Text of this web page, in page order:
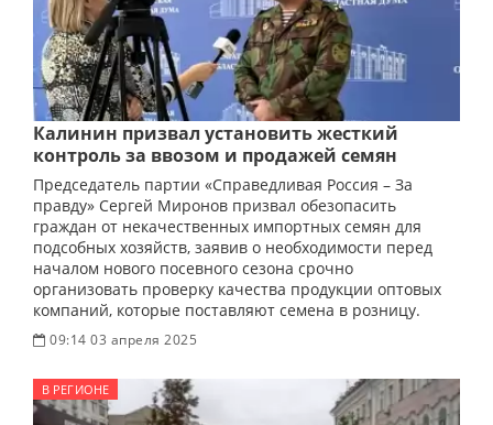
Калинин призвал установить жесткий
контроль за ввозом и продажей семян
Председатель партии «Справедливая Россия – За
правду» Сергей Миронов призвал обезопасить
граждан от некачественных импортных семян для
подсобных хозяйств, заявив о необходимости перед
началом нового посевного сезона срочно
организовать проверку качества продукции оптовых
компаний, которые поставляют семена в розницу.
09:14 03 апреля 2025
В РЕГИОНЕ